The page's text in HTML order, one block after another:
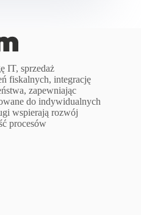
IT, sprzedaż
fiskalnych, integrację
zapewniając
do indywidualnych
wspierają rozwój
procesów